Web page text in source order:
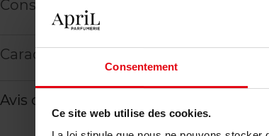
Consentement
Ce site web utilise des cookies.
Conseil d'utilisation
Caractéristiques
Avis client